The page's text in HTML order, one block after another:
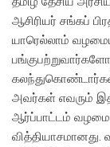
ஆசிரியர் சங்கப்
யாரெல்லாம்
அவர்கள் எவரும்
ஆர்ப்பாட்டம்